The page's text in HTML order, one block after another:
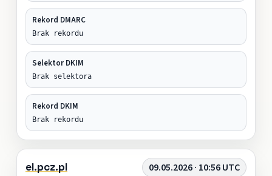
Rekord DMARC
Brak rekordu
Selektor DKIM
Brak selektora
Rekord DKIM
Brak rekordu
el.pcz.pl 09.05.2026 · 10:56 UTC